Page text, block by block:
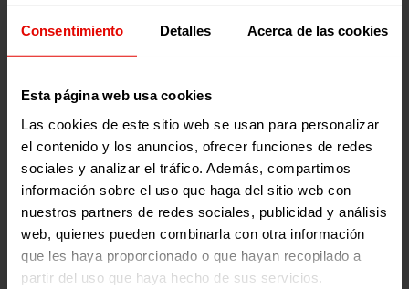
Consentimiento Detalles Acerca de las cookies
Esta página web usa cookies
Las cookies de este sitio web se usan para personalizar
el contenido y los anuncios, ofrecer funciones de redes
sociales y analizar el tráfico. Además, compartimos
información sobre el uso que haga del sitio web con
nuestros partners de redes sociales, publicidad y análisis
web, quienes pueden combinarla con otra información
que les haya proporcionado o que hayan recopilado a
partir del uso que haya hecho de sus servicios.
oportunidades para su desarrollo.